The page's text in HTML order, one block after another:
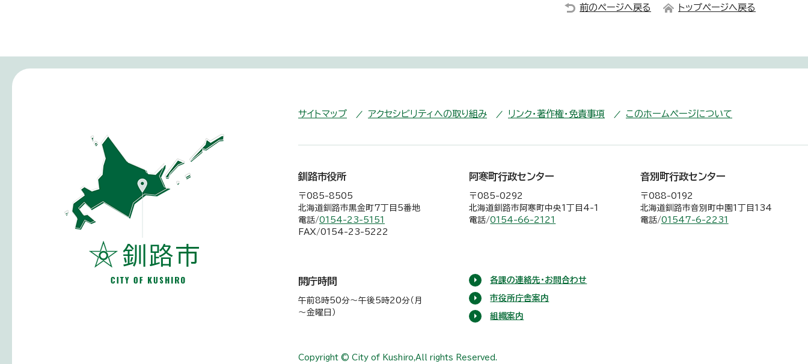
前のページへ戻る トップページへ戻る
サイトマップ アクセシビリティへの取り組み リンク・著作権・免責事項 このホームページについて
釧路市役所
〒085-8505
北海道釧路市黒金町7丁目5番地
電話/0154-23-5151
FAX/0154-23-5222
阿寒町行政センター
〒085-0292
北海道釧路市阿寒町中央1丁目4-1
電話/0154-66-2121
音別町行政センター
〒088-0192
北海道釧路市音別町中園1丁目134
電話/01547-6-2231
開庁時間
午前8時50分～午後5時20分（月
～金曜日）
各課の連絡先・お問合わせ
市役所庁舎案内
組織案内
Copyright © City of Kushiro,All rights Reserved.